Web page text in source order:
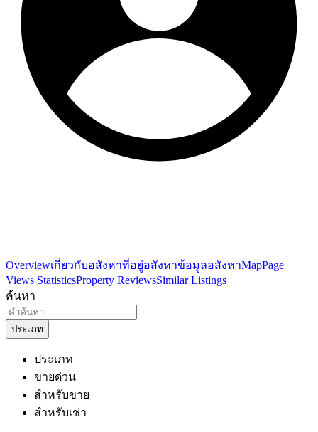
Overviewเกี่ยวกับอสังหาที่อยู่อสังหาข้อมูลอสังหาMapPage
Views StatisticsProperty ReviewsSimilar Listings
ค้นหา
ประเภท
ประเภท
ขายด่วน
สำหรับขาย
สำหรับเช่า